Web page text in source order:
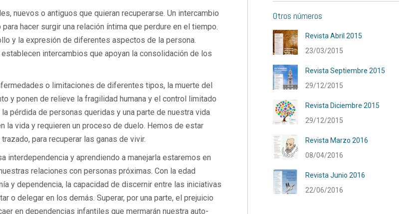
nuevos o antiguos que quieran recuperarse. Un intercambio
hacer surgir una relación íntima que perdure en el tiempo.
y la expresión de diferentes aspectos de la persona.
intercambios que apoyan la consolidación de los
o limitaciones de diferentes tipos, la muerte del
y ponen de relieve la fragilidad humana y el control limitado
pérdida de personas queridas y una parte de nuestra vida
la vida y requieren un proceso de duelo. Hemos de estar
para recuperar las ganas de vivir.
y aprendiendo a manejarla estaremos en
relaciones con personas próximas. Con la edad
y dependencia, la capacidad de discernir entre las iniciativas
o delegar en los demás. Superar, por una parte, el prejuicio
en dependencias infantiles que mermarán nuestra auto-
Otros números
Revista Abril 2015
23/03/2015
Revista Septiembre 2015
29/12/2015
Revista Diciembre 2015
29/12/2015
Revista Marzo 2016
08/04/2016
Revista Junio 2016
22/06/2016